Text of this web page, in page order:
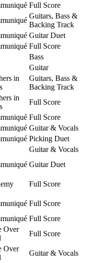
Full Score
Guitars, Bass &
Backing Track
Guitar Duet
Full Score
Bass
Guitar
in
Guitars, Bass &
Backing Track
in
Full Score
Full Score
Guitar & Vocals
Picking Duet
Guitar & Vocals
Guitar Duet
Full Score
Full Score
Full Score
Over
Full Score
Over
Guitar & Vocals